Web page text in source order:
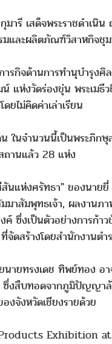
ารี เสด็จพระราชดำเนิ
มและผลิตภัณฑ์วิสาหกิจชุ
รกิจด้านการทำนุบำรุง
ห่งวัดร่องขุ่น พระเมธีว
ยไม่คิดค่าเล่าเรียน
ในจำนวนนี้เป็นพระภิก
ถานแล้ว 28 แห่ง
นแห่งศรัทธา" ของนา
มาสัมพุทธเจ้า, ผลงานภ
ซึ่งเป็นตัวอย่างการก้า
ดสร้างโดยสำนักงานตำ
ายทรงเดช ทิพย์ทอง อา
ซึ่งสืบทอดจากภูมิปัญญา
จังหวัดเชียงรายด้วย
Exhibition at